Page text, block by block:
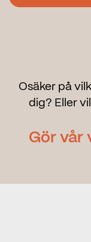
Osäker på
dig? Eller
Gör vår